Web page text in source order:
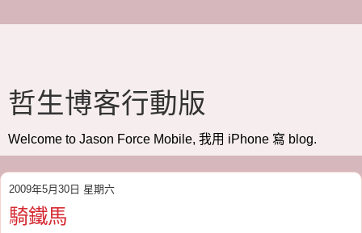
哲生博客行動版
Welcome to Jason Force Mobile, 我用 iPhone 寫 blog.
2009年5月30日 星期六
騎鐵馬